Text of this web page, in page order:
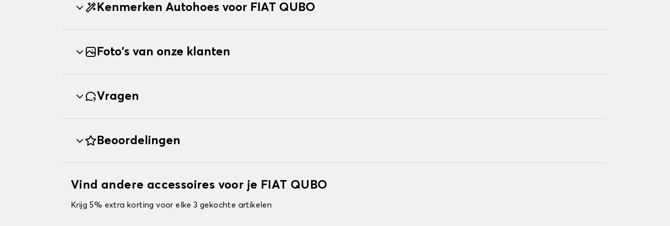
Kenmerken Autohoes voor FIAT QUBO
Foto's van onze klanten
Vragen
Beoordelingen
Vind andere accessoires voor je FIAT QUBO
Krijg 5% extra korting voor elke 3 gekochte artikelen